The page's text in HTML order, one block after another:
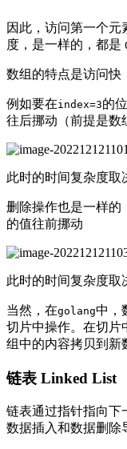
因此，访问第一个
度，是一样的，都是
数组的特点是访问快
例如要在index=3的
往后挪动（前提是数
此时的时间复杂度取
删除操作也是一样的
的值往前挪动
此时的时间复杂度取
当然，在golang中，
切片中操作。在切片
组中的内容拷贝到新
链表 Linked List
链表通过指针指向下
数据插入和数据删除